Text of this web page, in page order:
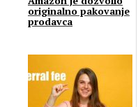
originalno pakovanje
prodavca